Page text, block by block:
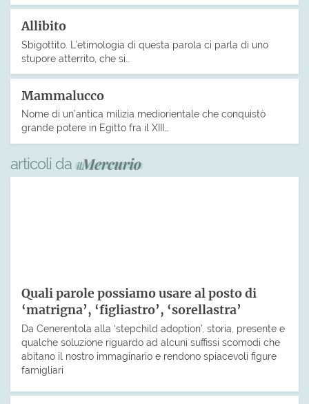
Allibito
Sbigottito. L’etimologia di questa parola ci parla di uno
stupore atterrito, che si…
Mammalucco
Nome di un’antica milizia mediorientale che conquistò
grande potere in Egitto fra il XIII…
articoli da
Quali parole possiamo usare al posto di
‘matrigna’, ‘figliastro’, ‘sorellastra’
Da Cenerentola alla ‘stepchild adoption’, storia, presente e
qualche soluzione riguardo ad alcuni suffissi scomodi che
abitano il nostro immaginario e rendono spiacevoli figure
famigliari